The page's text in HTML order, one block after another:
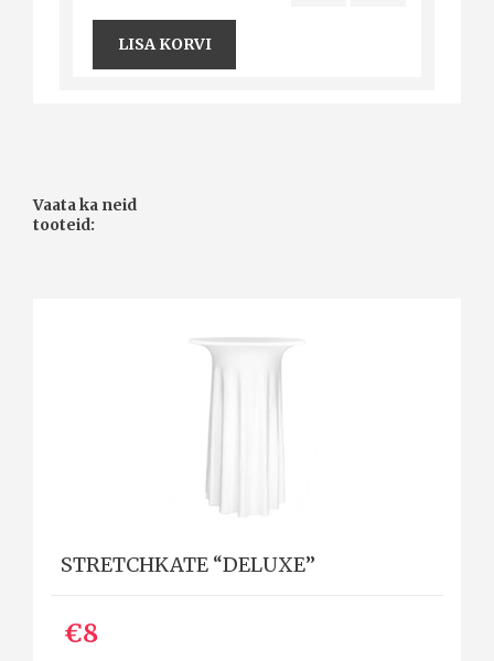
LISA KORVI
Vaata ka neid
tooteid:
STRETCHKATE “DELUXE”
€8